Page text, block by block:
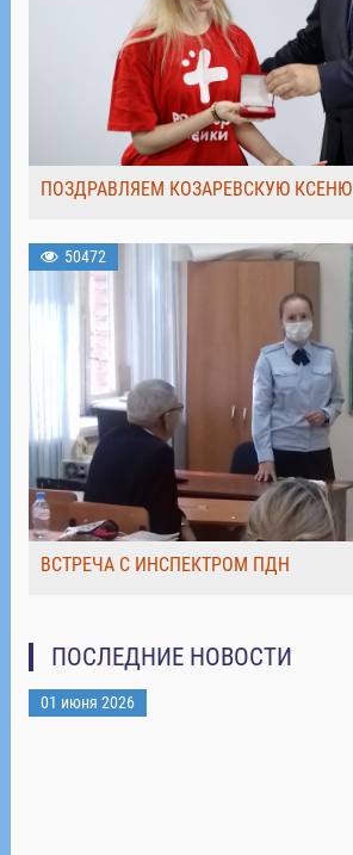
ПОЗДРАВЛЯЕМ КОЗАРЕВСКУЮ КСЕНЮ
50472
ВСТРЕЧА С ИНСПЕКТРОМ ПДН
ПОСЛЕДНИЕ НОВОСТИ
01 июня 2026